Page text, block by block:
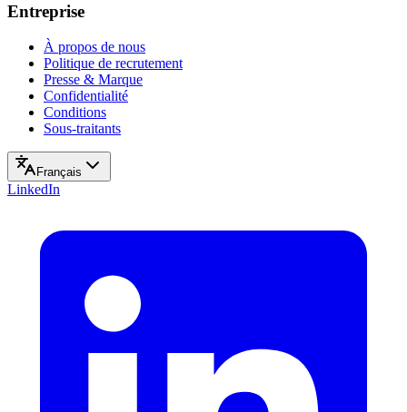
Entreprise
À propos de nous
Politique de recrutement
Presse & Marque
Confidentialité
Conditions
Sous-traitants
Français
LinkedIn